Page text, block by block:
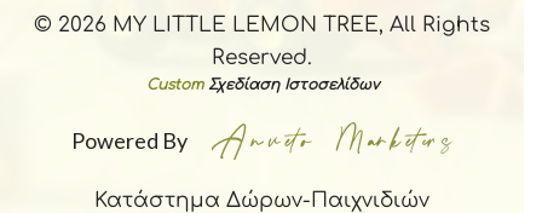
© 2026 MY LITTLE LEMON TREE, All Rights
Reserved.
Custom Σχεδίαση Ιστοσελίδων
Powered By
Κατάστημα Δώρων-Παιχνιδιών